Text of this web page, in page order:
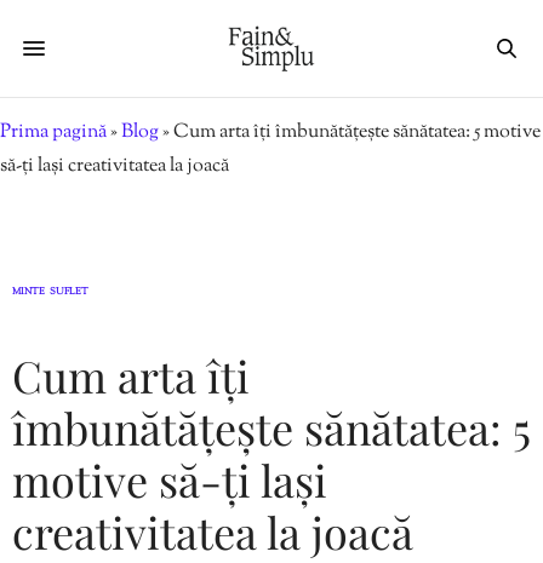
Prima pagină»Blog»Cum arta îți îmbunătățește sănătatea: 5 motive
să-ți lași creativitatea la joacă
MINTE SUFLET
Cum arta îți
îmbunătățește sănătatea: 5
motive să-ți lași
creativitatea la joacă